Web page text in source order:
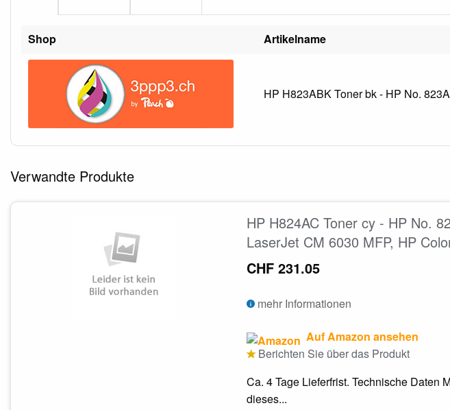
Shop Artikelname
HP H823ABK Toner bk - HP No.
Verwandte Produkte
HP H824AC Toner cy - HP No.
LaserJet CM 6030 MFP, HP
CHF 231.05
mehr Informationen
Auf Amazon ansehen
Berichten Sie über das Produkt
Ca. 4 Tage Lieferfrist. Technische Daten
dieses...